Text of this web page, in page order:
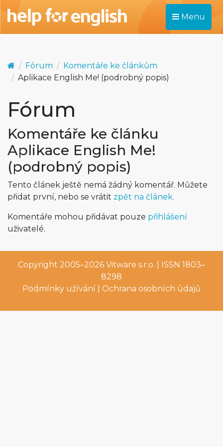
Menu
Fórum
Komentáře ke článkům
Aplikace English Me! (podrobný popis)
Fórum
Komentáře ke článku
Aplikace English Me!
(podrobný popis)
Tento článek ještě nemá žádný komentář. Můžete
přidat první, nebo se vrátit zpět na článek.
Komentáře mohou přidávat pouze přihlášení
uživatelé.
Copyright 2005–2026 Vitware s.r.o. | ISSN 1803–
8298
Podmínky užívání
Ochrana osobních údajů